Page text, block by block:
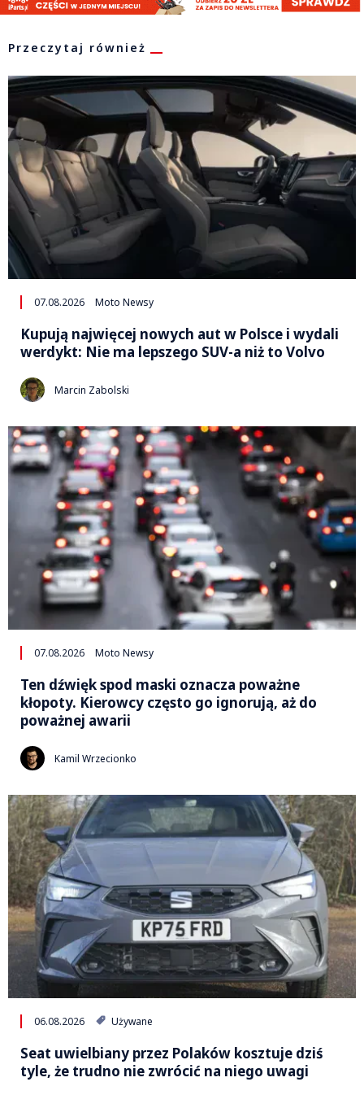
Przeczytaj również
07.08.2026 Moto Newsy
Kupują najwięcej nowych aut w Polsce i wydali
werdykt: Nie ma lepszego SUV-a niż to Volvo
Marcin Zabolski
07.08.2026 Moto Newsy
Ten dźwięk spod maski oznacza poważne
kłopoty. Kierowcy często go ignorują, aż do
poważnej awarii
Kamil Wrzecionko
06.08.2026 Używane
Seat uwielbiany przez Polaków kosztuje dziś
tyle, że trudno nie zwrócić na niego uwagi